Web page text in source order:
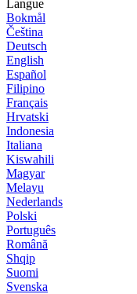
Langue
Bokmål
Čeština
Deutsch
English
Español
Filipino
Français
Hrvatski
Indonesia
Italiana
Kiswahili
Magyar
Melayu
Nederlands
Polski
Português
Română
Shqip
Suomi
Svenska